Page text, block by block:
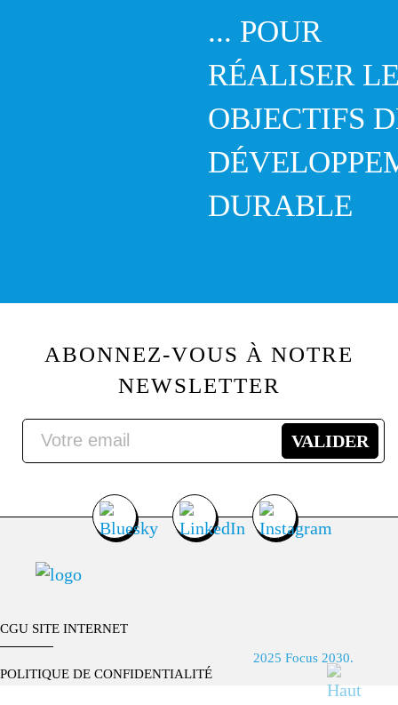
... POUR
RÉALISER
OBJECTIFS
DURABLE
ABONNEZ-VOUS À NOTRE
NEWSLETTER
CGU SITE INTERNET
POLITIQUE DE CONFIDENTIALITÉ
2025 Focus 2030.